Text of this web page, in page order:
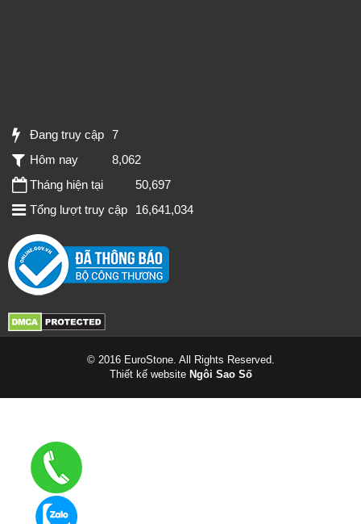
Đang truy cập 7
Hôm nay
8,062
Tháng hiện tại
50,697
Tổng lượt truy cập
16,641,034
© 2016 EuroStone. All Rights Reserved.
Thiết kế website Ngôi Sao Số